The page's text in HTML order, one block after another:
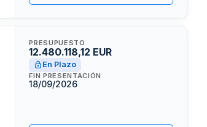
PRESUPUESTO
12.480.118,12 EUR
En Plazo
FIN PRESENTACIÓN
18/09/2026